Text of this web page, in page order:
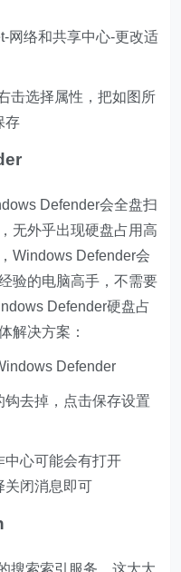
网络和共享中心-更改适
击选择属性，把如图所
存
Defender会全盘扫
无外乎出现硬盘占用高
Windows Defender会
验的电脑高手，不需要
Defender硬盘占
解决方案：
Defender
去掉，点击保存设置
中心可能会有打开
关闭消息即可
搜索索引服务，这大大